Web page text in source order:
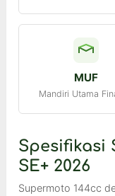
MUF
Mandiri Utama
Spesifikasi
SE+ 2026
Supermoto 144cc